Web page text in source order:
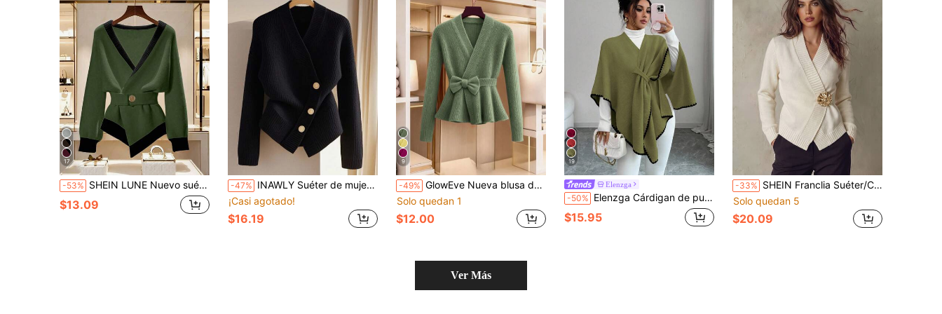
17
-53% SHEIN LUNE Nuevo suéter tipo cárdigan de mujer de diseño minimalista de alta gama personalizado francés para otoño/invierno
$13.09
-47% INAWLY Suéter de mujer de unicolor con cuello en V, cruce asimétrico y manga larga
¡Casi agotado!
$16.19
9
-49% GlowEve Nueva blusa de suéter tejido versátil y elegante de colores mixtos
Solo quedan 1
$12.00
19
Elenzga
-50% Elenzga Cárdigan de punto de mujer nuevo otoño/invierno de 1 pieza con cuello de chal y abertura, capa de moda lujosa y casual para uso diario
$15.95
-33% SHEIN Franclia Suéter/Cardigan de invierno para mujer con cuello en V cruzado, mangas largas, decoración metálica exquisita, textura plisada que cubre la carne y te hace ver delgada, de estilo elegante y versátil para uso diario en otoño e invierno
Solo quedan 5
$20.09
Ver Más